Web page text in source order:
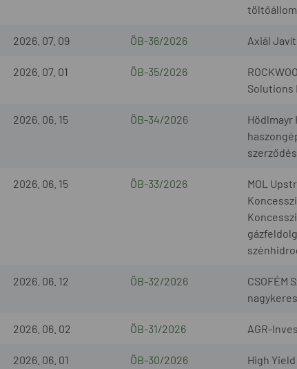
2026. 07. 09 ÖB-36/2026 Axiál
2026. 07. 01 ÖB-35/2026
Solutions
2026. 06. 15 ÖB-34/2026
Hödlmayr
2026. 06. 15 ÖB-33/2026
MOL
2026. 06. 12 ÖB-32/2026
CSOFÉM
2026. 06. 02 ÖB-31/2026 AGR-
2026. 06. 01 ÖB-30/2026 High